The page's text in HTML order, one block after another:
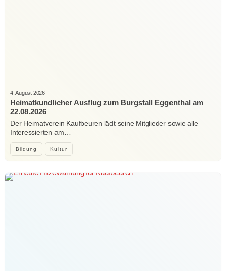
Bildung Kultur
4. August 2026
Heimatkundlicher Ausflug zum Burgstall Eggenthal am
22.08.2026
Der Heimatverein Kaufbeuren lädt seine Mitglieder sowie alle
Interessierten am…